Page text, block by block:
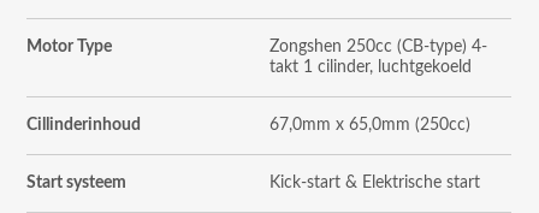
Motor Type
Zongshen 250cc (CB-type) 4-
takt 1 cilinder, luchtgekoeld
Cillinderinhoud 67,0mm x 65,0mm (250cc)
Start systeem Kick-start & Elektrische start